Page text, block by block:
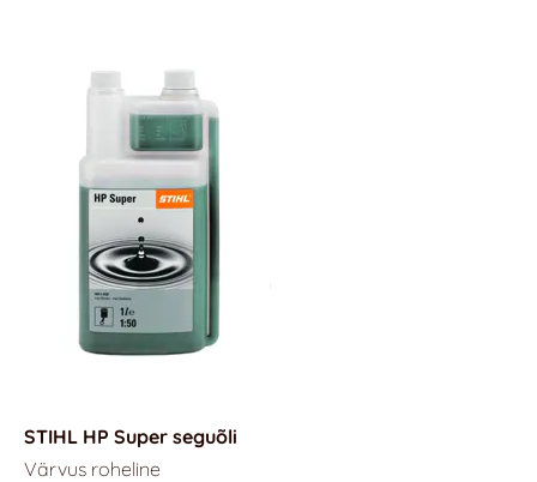
STIHL HP Super seguõli
Värvus roheline